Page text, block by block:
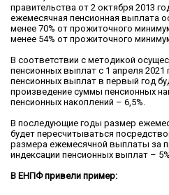
правительства от 2 октября 2013
ежемесячная пенсионная выплата
менее 70% от прожиточного
менее 54% от прожиточного
В соответствии с методикой
пенсионных выплат c 1 апреля 2021
пенсионных выплат в первый год
произведение суммы пенсионных
пенсионных накоплений – 6,5%.
В последующие годы размер
будет пересчитываться
размера ежемесячной выплаты за
индексации пенсионных выплат –
В ЕНПФ привели пример: